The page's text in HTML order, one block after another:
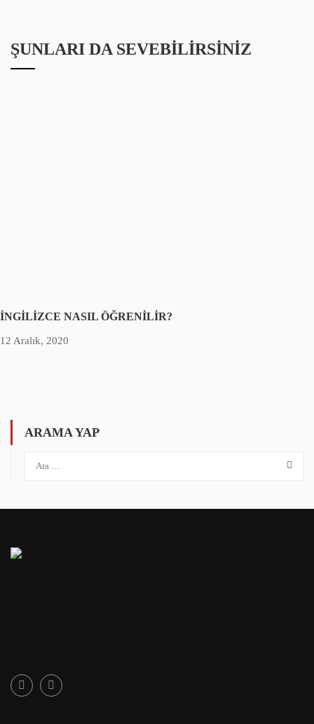
ŞUNLARI DA SEVEBILIRSINIZ
İNGİLİZCE NASIL ÖĞRENİLİR?
12 Aralık, 2020
ARAMA YAP